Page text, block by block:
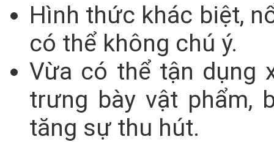
Hình thức khác biệt,
có thể không chú ý.
Vừa có thể tận dụng
trưng bày vật phẩm,
tăng sự thu hút.